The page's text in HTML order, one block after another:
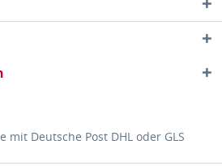
Deutsche Post DHL oder GLS